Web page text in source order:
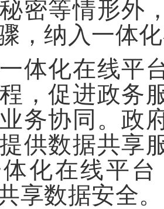
密等情形外
，纳入一体
体化在线平
，促进政务
务协同。政
供数据共享
化在线平
享数据安全。